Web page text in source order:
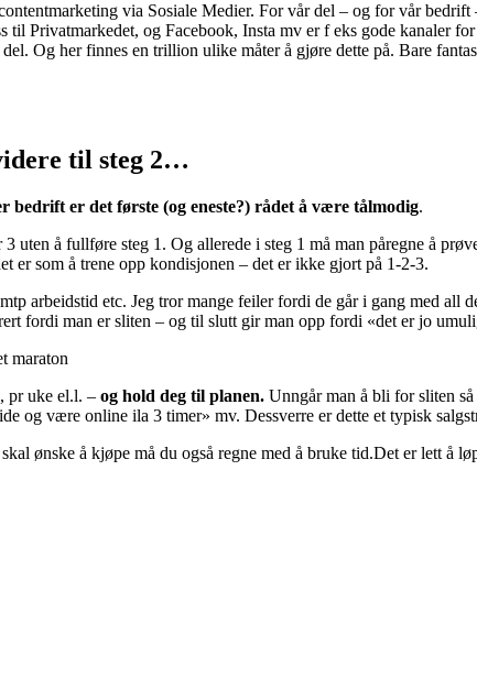
via Sosiale Medier. For vår del – og for vår
til Privatmarkedet, og Facebook, Insta mv er f eks gode kanaler
Og her finnes en trillion ulike måter å gjøre dette på. Bare
til steg 2…
bedrift er det første (og eneste?) rådet å være tålmodig.
uten å fullføre steg 1. Og allerede i steg 1 må man påregne å
er som å trene opp kondisjonen – det er ikke gjort på 1-2-3.
arbeidstid etc. Jeg tror mange feiler fordi de går i gang med all
fordi man er sliten – og til slutt gir man opp fordi «det er jo
maraton
pr uke el.l. – og hold deg til planen. Unngår man å bli for sliten
og være online ila 3 timer» mv. Dessverre er dette et typisk
ønske å kjøpe må du også regne med å bruke tid.Det er lett å